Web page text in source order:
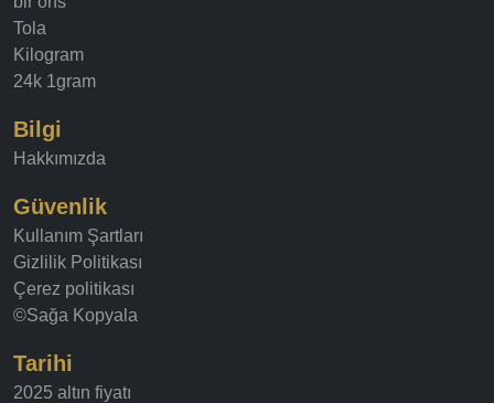
Tola
Kilogram
24k 1gram
Bilgi
Hakkımızda
Güvenlik
Kullanım Şartları
Gizlilik Politikası
Çerez politikası
©Sağa Kopyala
Tarihi
2025 altın fiyatı